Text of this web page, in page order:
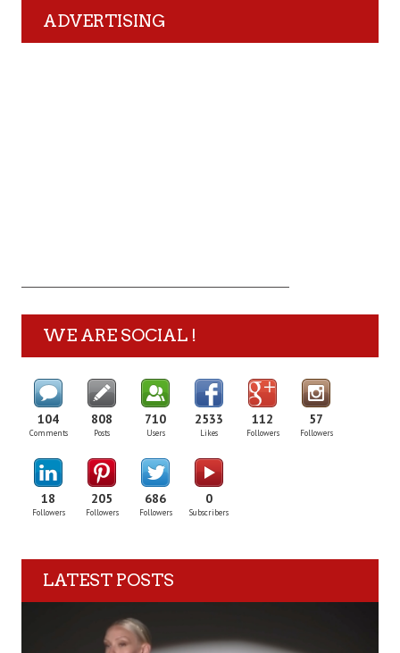
ADVERTISING
WE ARE SOCIAL !
104
Comments
808
Posts
710
Users
2533
Likes
112
Followers
57
Followers
18
Followers
205
Followers
686
Followers
0
Subscribers
LATEST POSTS